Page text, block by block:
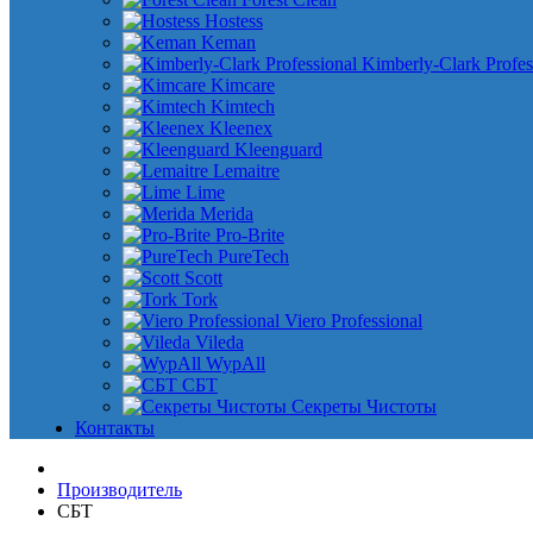
Hostess
Keman
Kimberly-Clark
Kimcare
Kimtech
Kleenex
Kleenguard
Lemaitre
Lime
Merida
Pro-Brite
PureTech
Scott
Tork
Viero Professional
Vileda
WypAll
СБТ
Секреты Чистоты
Контакты
Производитель
СБТ